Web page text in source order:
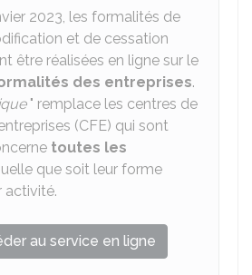
2023, les formalités de
et de cessation
être réalisées en ligne sur le
des entreprises.
" remplace les centres de
(CFE) qui sont
toutes les
que soit leur forme
activité.
au service en ligne